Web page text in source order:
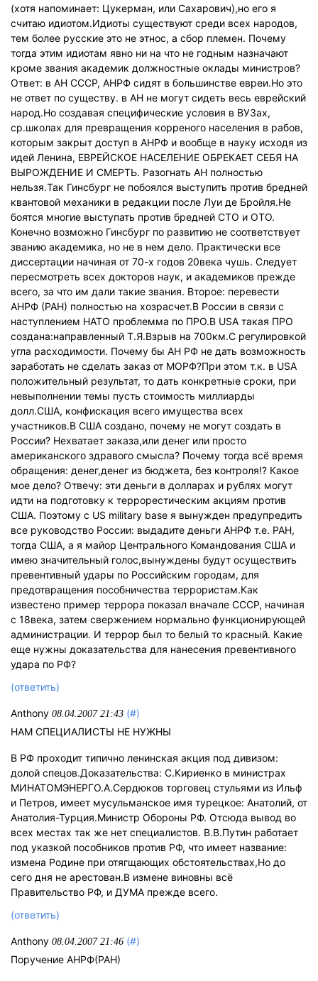
(хотя напоминает: Цукерман, или Сахарович),но его я
считаю идиотом.Идиоты существуют среди всех народов,
тем более русские это не этнос, а сбор племен. Почему
тогда этим идиотам явно ни на что не годным назначают
кроме звания академик должностные оклады министров?
Ответ: в АН СССР, АНРФ сидят в большинстве евреи.Но это
не ответ по существу. в АН не могут сидеть весь еврейский
народ.Но создавая специфические условия в ВУЗах,
ср.школах для превращения корреного населения в рабов,
которым закрыт доступ в АНРФ и вообще в науку исходя из
идей Ленина, ЕВРЕЙСКОЕ НАСЕЛЕНИЕ ОБРЕКАЕТ СЕБЯ НА
ВЫРОЖДЕНИЕ И СМЕРТЬ. Разогнать АН полностью
нельзя.Так Гинсбург не побоялся выступить против бредней
квантовой механики в редакции после Луи де Бройля.Не
боятся многие выступать против бредней СТО и ОТО.
Конечно возможно Гинсбург по развитию не соответствует
званию академика, но не в нем дело. Практически все
диссертации начиная от 70-х годов 20века чушь. Следует
пересмотреть всех докторов наук, и академиков прежде
всего, за что им дали такие звания. Второе: перевести
АНРФ (РАН) полностью на хозрасчет.В России в связи с
наступлением НАТО проблемма по ПРО.В USA такая ПРО
создана:направленный Т.Я.Взрыв на 700км.С регулировкой
угла расходимости. Почему бы АН РФ не дать возможность
заработать не сделать заказ от МОРФ?При этом т.к. в USA
положительный результат, то дать конкретные сроки, при
невыполнении темы пусть стоимость миллиарды
долл.США, конфискация всего имущества всех
участников.В США создано, почему не могут создать в
России? Нехватает заказа,или денег или просто
американского здравого смысла? Почему тогда всё время
обращения: денег,денег из бюджета, без контроля!? Какое
мое дело? Отвечу: эти деньги в долларах и рублях могут
идти на подготовку к террорестическим акциям против
США. Поэтому с US military base я вынужден предупредить
все руководство России: выдадите деньги АНРФ т.е. РАН,
тогда США, а я майор Центрального Командования США и
имею значительный голос,вынуждены будут осуществить
превентивный удары по Российским городам, для
предотвращения пособничества террористам.Как
известено пример террора показал вначале СССР, начиная
с 18века, затем свержением нормально функционирующей
администрации. И террор был то белый то красный. Какие
еще нужны доказательства для нанесения превентивного
удара по РФ?
(ответить)
Anthony 08.04.2007 21:43 (#)
НАМ СПЕЦИАЛИСТЫ НЕ НУЖНЫ
В РФ проходит типично ленинская акция под дивизом:
долой спецов.Доказательства: С.Кириенко в министрах
МИНАТОМЭНЕРГО.А.Сердюков торговец стульями из Ильф
и Петров, имеет мусульманское имя турецкое: Анатолий, от
Анатолия-Турция.Министр Обороны РФ. Отсюда вывод во
всех местах так же нет специалистов. В.В.Путин работает
под указкой пособников против РФ, что имеет название:
измена Родине при отягщающих обстоятельствах,Но до
сего дня не арестован.В измене виновны всё
Правительство РФ, и ДУМА прежде всего.
(ответить)
Anthony 08.04.2007 21:46 (#)
Поручение АНРФ(РАН)